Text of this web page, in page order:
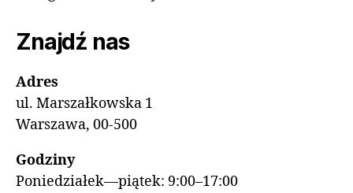
Znajdź nas
Adres
ul. Marszałkowska 1
Warszawa, 00-500
Godziny
Poniedziałek—piątek: 9:00–17:00